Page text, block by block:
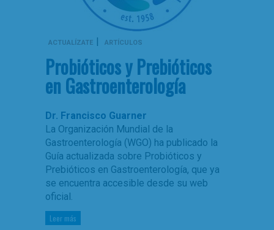
ACTUALÍZATE | ARTÍCULOS
Probióticos y Prebióticos
en Gastroenterología
Dr. Francisco Guarner
La Organización Mundial de la
Gastroenterología (WGO) ha publicado la
Guía actualizada sobre Probióticos y
Prebióticos en Gastroenterología, que ya
se encuentra accesible desde su web
oficial.
Leer más